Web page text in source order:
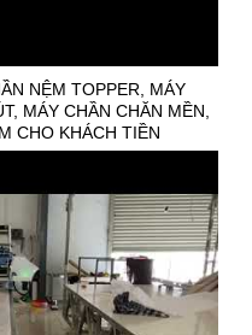
NỆM TOPPER, MÁY
MÁY CHẦN CHĂN MỀN,
CHO KHÁCH TIỀN